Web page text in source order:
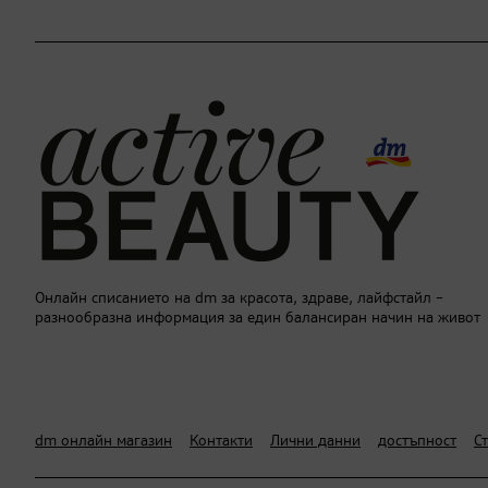
Онлайн списанието на dm за красота, здраве, лайфстайл –
разнообразна информация за един балансиран начин на живот
dm онлайн магазин Контакти Лични данни достъпност